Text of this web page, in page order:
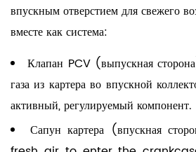
впускным отверстием для свежего
вместе как система:
Клапан PCV (выпускная
газа из картера во впускной
активный, регулируемый компонент.
Сапун картера (впускная